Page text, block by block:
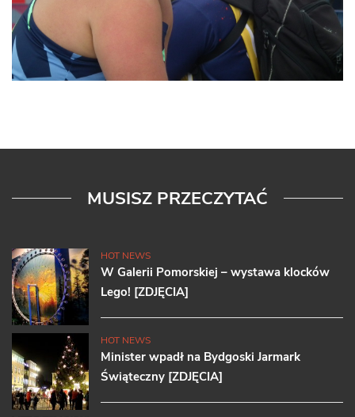
MUSISZ PRZECZYTAĆ
HOT NEWS
W Galerii Pomorskiej – wystawa klocków
Lego! [ZDJĘCIA]
HOT NEWS
Minister wpadł na Bydgoski Jarmark
Świąteczny [ZDJĘCIA]